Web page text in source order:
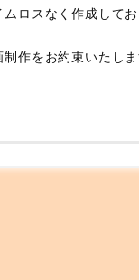
ロスなく作成してお
作をお約束いたしま